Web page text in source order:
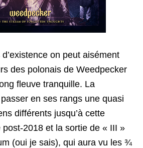
on peut aisément
des polonais de Weedpecker
fleuve tranquille. La
en ses rangs une quasi
différents jusqu’à cette
2018 et la sortie de « III »
(oui je sais), qui aura vu les ¾